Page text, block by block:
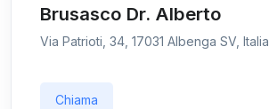
Brusasco Dr. Alberto
Via Patrioti, 34, 17031 Albenga SV, Italia
Chiama